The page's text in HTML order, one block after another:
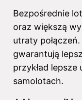
Bezpośrednie
oraz większą
utraty
gwarantują
przykład lepsze
samolotach.